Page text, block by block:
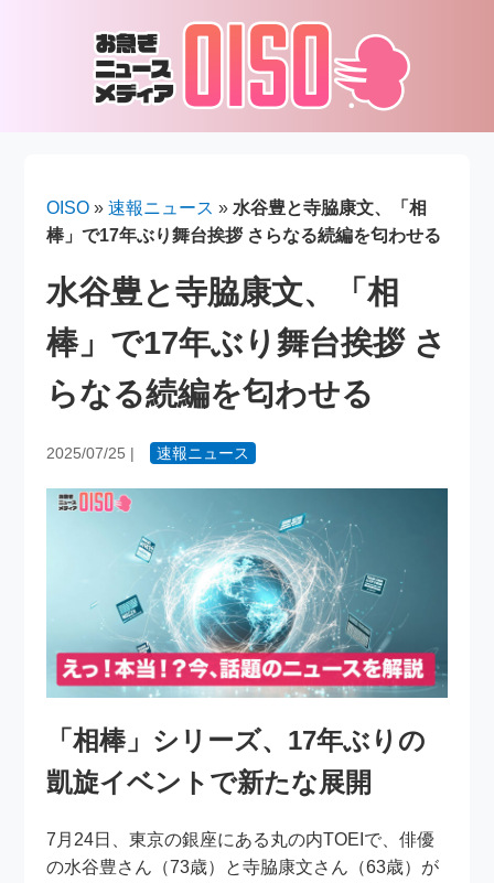
OISO »速報ニュース » 水谷豊と寺脇康文、「相
棒」で17年ぶり舞台挨拶 さらなる続編を匂わせる
水谷豊と寺脇康文、「相
棒」で17年ぶり舞台挨拶 さ
らなる続編を匂わせる
2025/07/25 | 速報ニュース
「相棒」シリーズ、17年ぶりの
凱旋イベントで新たな展開
7月24日、東京の銀座にある丸の内TOEIで、俳優
の水谷豊さん（73歳）と寺脇康文さん（63歳）が